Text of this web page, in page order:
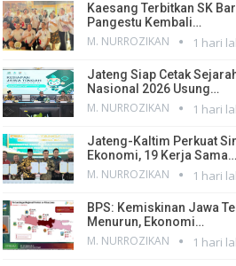
Kaesang Terbitkan SK
Pangestu Kembali…
M. NURROZIKAN 1 hari
Jateng Siap Cetak
Nasional 2026 Usung…
M. NURROZIKAN 1 hari
Jateng-Kaltim Perkuat
Ekonomi, 19 Kerja Sama…
M. NURROZIKAN 1 hari
BPS: Kemiskinan Jawa
Menurun, Ekonomi…
M. NURROZIKAN 1 hari